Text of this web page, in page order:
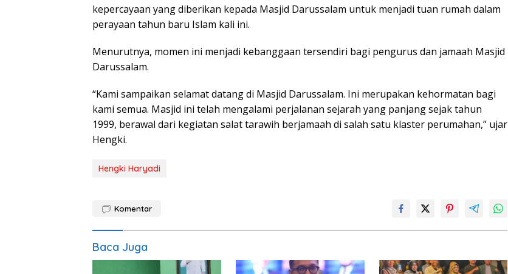
kepercayaan yang diberikan kepada Masjid Darussalam untuk menjadi tuan rumah dalam
perayaan tahun baru Islam kali ini.
Menurutnya, momen ini menjadi kebanggaan tersendiri bagi pengurus dan jamaah Masjid
Darussalam.
“Kami sampaikan selamat datang di Masjid Darussalam. Ini merupakan kehormatan bagi
kami semua. Masjid ini telah mengalami perjalanan sejarah yang panjang sejak tahun
1999, berawal dari kegiatan salat tarawih berjamaah di salah satu klaster perumahan,” ujar
Hengki.
Hengki Haryadi
Komentar
Baca Juga